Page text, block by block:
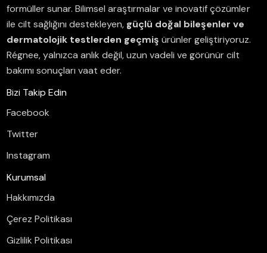
formüller sunar.Bilimsel araştırmalar ve inovatif çözümler
ile cilt sağlığını destekleyen, güçlü doğal bileşenler ve
dermatolojik testlerden geçmiş ürünler geliştiriyoruz.
Régnee, yalnızca anlık değil, uzun vadeli ve görünür cilt
bakımı sonuçları vaat eder.
Bizi Takip Edin
Facebook
Twitter
Instagram
Kurumsal
Hakkımızda
Çerez Politikası
Gizlilik Politikası